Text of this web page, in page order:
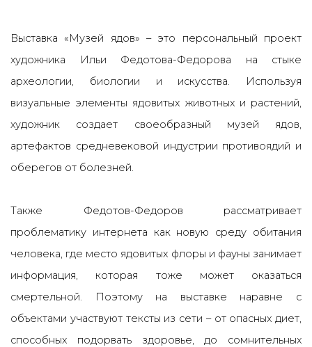
Выставка «Музей ядов» – это персональный проект
художника Ильи Федотова-Федорова на стыке
археологии, биологии и искусства. Используя
визуальные элементы ядовитых животных и растений,
художник создает своеобразный музей ядов,
артефактов средневековой индустрии противоядий и
оберегов от болезней.
Также Федотов-Федоров рассматривает
проблематику интернета как новую среду обитания
человека, где место ядовитых флоры и фауны занимает
информация, которая тоже может оказаться
смертельной. Поэтому на выставке наравне с
объектами участвуют тексты из сети – от опасных диет,
способных подорвать здоровье, до сомнительных